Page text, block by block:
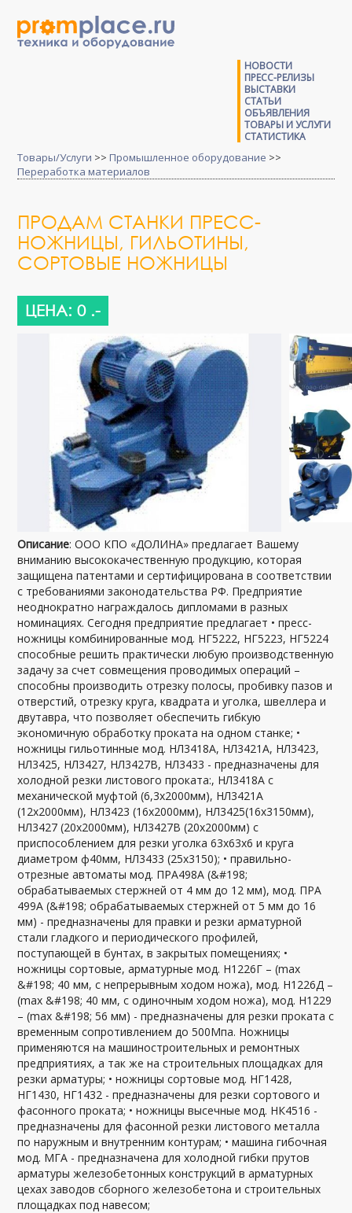
НОВОСТИ
ПРЕСС-РЕЛИЗЫ
ВЫСТАВКИ
СТАТЬИ
ОБЪЯВЛЕНИЯ
ТОВАРЫ И УСЛУГИ
СТАТИСТИКА
Товары/Услуги >> Промышленное оборудование >>
Переработка материалов
ПРОДАМ СТАНКИ ПРЕСС-
НОЖНИЦЫ, ГИЛЬОТИНЫ,
СОРТОВЫЕ НОЖНИЦЫ
ЦЕНА: 0 .-
Описание: ООО КПО «ДОЛИНА» предлагает Вашему
вниманию высококачественную продукцию, которая
защищена патентами и сертифицирована в соответствии
с требованиями законодательства РФ. Предприятие
неоднократно награждалось дипломами в разных
номинациях. Сегодня предприятие предлагает • пресс-
ножницы комбинированные мод. НГ5222, НГ5223, НГ5224
способные решить практически любую производственную
задачу за счет совмещения проводимых операций –
способны производить отрезку полосы, пробивку пазов и
отверстий, отрезку круга, квадрата и уголка, швеллера и
двутавра, что позволяет обеспечить гибкую
экономичную обработку проката на одном станке; •
ножницы гильотинные мод. НЛ3418А, НЛ3421А, НЛ3423,
НЛ3425, НЛ3427, НЛ3427В, НЛ3433 - предназначены для
холодной резки листового проката:, НЛ3418А с
механической муфтой (6,3х2000мм), НЛ3421А
(12х2000мм), НЛ3423 (16х2000мм), НЛ3425(16х3150мм),
НЛ3427 (20х2000мм), НЛ3427В (20х2000мм) с
приспособлением для резки уголка 63х63х6 и круга
диаметром ф40мм, НЛ3433 (25х3150); • правильно-
отрезные автоматы мод. ПРА498А (&#198;
обрабатываемых стержней от 4 мм до 12 мм), мод. ПРА
499А (&#198; обрабатываемых стержней от 5 мм до 16
мм) - предназначены для правки и резки арматурной
стали гладкого и периодического профилей,
поступающей в бунтах, в закрытых помещениях; •
ножницы сортовые, арматурные мод. Н1226Г – (max
&#198; 40 мм, с непрерывным ходом ножа), мод. Н1226Д –
(max &#198; 40 мм, с одиночным ходом ножа), мод. Н1229
– (max &#198; 56 мм) - предназначены для резки проката с
временным сопротивлением до 500Мпа. Ножницы
применяются на машиностроительных и ремонтных
предприятиях, а так же на строительных площадках для
резки арматуры; • ножницы сортовые мод. НГ1428,
НГ1430, НГ1432 - предназначены для резки сортового и
фасонного проката; • ножницы высечные мод. НК4516 -
предназначены для фасонной резки листового металла
по наружным и внутренним контурам; • машина гибочная
мод. МГА - предназначена для холодной гибки прутов
арматуры железобетонных конструкций в арматурных
цехах заводов сборного железобетона и строительных
площадках под навесом;